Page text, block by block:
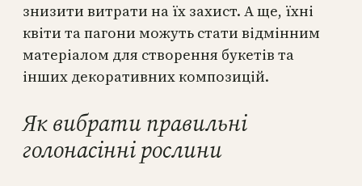
знизити витрати на їх захист. А ще, їхні
квіти та пагони можуть стати відмінним
матеріалом для створення букетів та
інших декоративних композицій.
Як вибрати правильні
голонасінні рослини